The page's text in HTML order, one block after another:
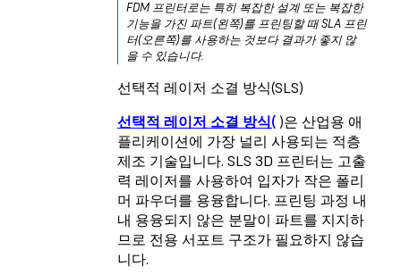
FDM 프린터로는 특히 복잡한 설계 또는 복잡한
기능을 가진 파트(왼쪽)를 프린팅할 때 SLA 프린
터(오른쪽)를 사용하는 것보다 결과가 좋지 않
을 수 있습니다.
선택적 레이저 소결 방식(SLS)
선택적 레이저 소결 방식( )은 산업용 애
플리케이션에 가장 널리 사용되는 적층
제조 기술입니다. SLS 3D 프린터는 고출
력 레이저를 사용하여 입자가 작은 폴리
머 파우더를 용융합니다. 프린팅 과정 내
내 용융되지 않은 분말이 파트를 지지하
므로 전용 서포트 구조가 필요하지 않습
니다.